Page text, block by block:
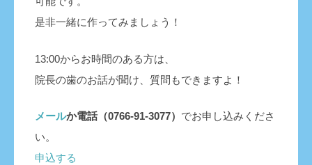
是非一緒に作ってみましょう！
13:00からお時間のある方は、
院長の歯のお話が聞け、質問もできますよ！
メールか電話（0766-91-3077） でお申し込みくださ
い。
申込する